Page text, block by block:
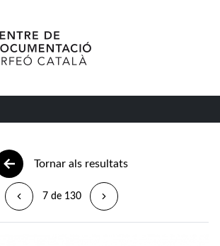
Tornar als resultats
7 de 130